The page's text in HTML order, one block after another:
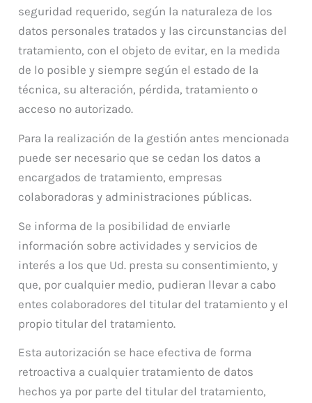
seguridad requerido, según la naturaleza de los
datos personales tratados y las circunstancias del
tratamiento, con el objeto de evitar, en la medida
de lo posible y siempre según el estado de la
técnica, su alteración, pérdida, tratamiento o
acceso no autorizado.
Para la realización de la gestión antes mencionada
puede ser necesario que se cedan los datos a
encargados de tratamiento, empresas
colaboradoras y administraciones públicas.
Se informa de la posibilidad de enviarle
información sobre actividades y servicios de
interés a los que Ud. presta su consentimiento, y
que, por cualquier medio, pudieran llevar a cabo
entes colaboradores del titular del tratamiento y el
propio titular del tratamiento.
Esta autorización se hace efectiva de forma
retroactiva a cualquier tratamiento de datos
hechos ya por parte del titular del tratamiento,